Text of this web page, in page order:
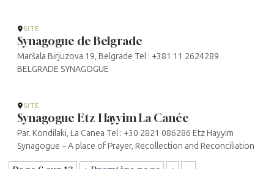
SITE
Synagogue de Belgrade
Maršala Birjuzova 19, Belgrade Tel : +381 11 2624289
BELGRADE SYNAGOGUE
SITE
Synagogue Etz Hayyim La Canée
Par. Kondilaki, La Canea Tel : +30 2821 086286 Etz Hayyim
Synagogue – A place of Prayer, Recollection and Reconciliation